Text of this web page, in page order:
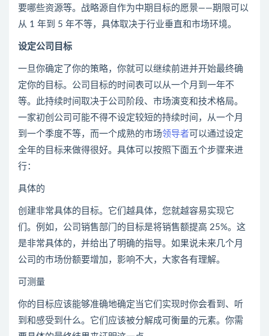
要哪些资源等。战略源自作为中期目标的愿景——期限可以
从 1 年到 5 年不等，具体取决于行业垂直和市场环境。
设定公司目标
一旦你确定了你的策略，你就可以继续前进并开始最终确
定你的目标。公司目标的时间表可以从一个月到一年不
等。此持续时间取决于公司阶段、市场演变和技术格局。
一家初创公司可能不得不设定较短的持续时间，从一个月
到一个季度不等，而一个成熟的市场领导者可以通过设定
全年的目标来做得很好。具体可以按照下面五个步骤来进
行：
具体的
创建非常具体的目标。它们越具体，您就越容易实现它
们。例如，公司销售部门的目标是将销售额提高 25%。这
是非常具体的，并给出了明确的指导。如果说未来几个月
公司的市场份额要增加，影响不大，大家各有理解。
可测量
你的目标应该能够准确地确定当它们实现时你会看到、听
到和感受到什么。它们应该被分解成可衡量的元素。你需